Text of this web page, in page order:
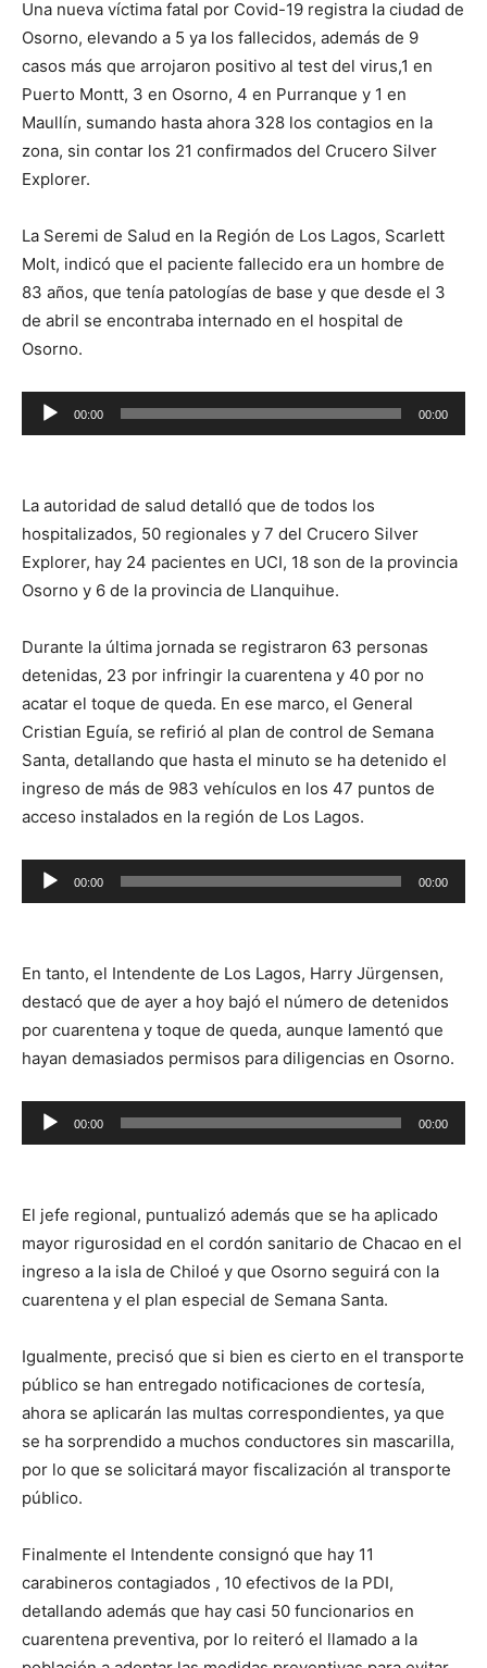
Una nueva víctima fatal por Covid-19 registra la ciudad de
Osorno, elevando a 5 ya los fallecidos, además de 9
casos más que arrojaron positivo al test del virus,1 en
Puerto Montt, 3 en Osorno, 4 en Purranque y 1 en
Maullín, sumando hasta ahora 328 los contagios en la
zona, sin contar los 21 confirmados del Crucero Silver
Explorer.
La Seremi de Salud en la Región de Los Lagos, Scarlett
Molt, indicó que el paciente fallecido era un hombre de
83 años, que tenía patologías de base y que desde el 3
de abril se encontraba internado en el hospital de
Osorno.
Reproductor
de
00:00 00:00
La autoridad de salud detalló que de todos los
hospitalizados, 50 regionales y 7 del Crucero Silver
Explorer, hay 24 pacientes en UCI, 18 son de la provincia
Osorno y 6 de la provincia de Llanquihue.
Durante la última jornada se registraron 63 personas
detenidas, 23 por infringir la cuarentena y 40 por no
acatar el toque de queda. En ese marco, el General
Cristian Eguía, se refirió al plan de control de Semana
Santa, detallando que hasta el minuto se ha detenido el
ingreso de más de 983 vehículos en los 47 puntos de
acceso instalados en la región de Los Lagos.
Reproductor
de
00:00 00:00
En tanto, el Intendente de Los Lagos, Harry Jürgensen,
destacó que de ayer a hoy bajó el número de detenidos
por cuarentena y toque de queda, aunque lamentó que
hayan demasiados permisos para diligencias en Osorno.
Reproductor
de
00:00 00:00
El jefe regional, puntualizó además que se ha aplicado
mayor rigurosidad en el cordón sanitario de Chacao en el
ingreso a la isla de Chiloé y que Osorno seguirá con la
cuarentena y el plan especial de Semana Santa.
Igualmente, precisó que si bien es cierto en el transporte
público se han entregado notificaciones de cortesía,
ahora se aplicarán las multas correspondientes, ya que
se ha sorprendido a muchos conductores sin mascarilla,
por lo que se solicitará mayor fiscalización al transporte
público.
Finalmente el Intendente consignó que hay 11
carabineros contagiados , 10 efectivos de la PDI,
detallando además que hay casi 50 funcionarios en
cuarentena preventiva, por lo reiteró el llamado a la